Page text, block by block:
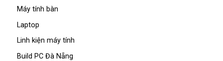
Máy tính bàn
Laptop
Linh kiện máy tính
Build PC Đà Nẵng